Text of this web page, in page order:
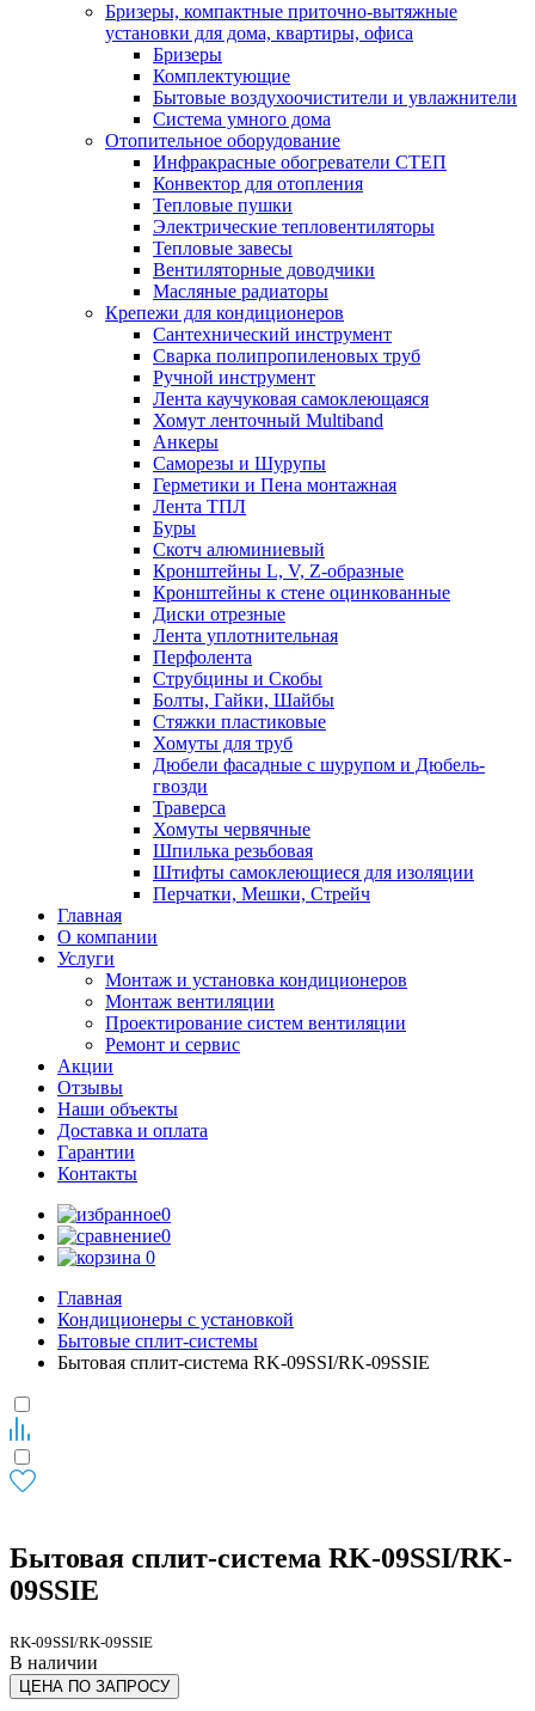
Бризеры, компактные приточно-вытяжные
установки для дома, квартиры, офиса
Бризеры
Комплектующие
Бытовые воздухоочистители и увлажнители
Система умного дома
Отопительное оборудование
Инфракрасные обогреватели СТЕП
Конвектор для отопления
Тепловые пушки
Электрические тепловентиляторы
Тепловые завесы
Вентиляторные доводчики
Масляные радиаторы
Крепежи для кондиционеров
Сантехнический инструмент
Сварка полипропиленовых труб
Ручной инструмент
Лента каучуковая самоклеющаяся
Хомут ленточный Multiband
Анкеры
Саморезы и Шурупы
Герметики и Пена монтажная
Лента ТПЛ
Буры
Скотч алюминиевый
Кронштейны L, V, Z-образные
Кронштейны к стене оцинкованные
Диски отрезные
Лента уплотнительная
Перфолента
Струбцины и Скобы
Болты, Гайки, Шайбы
Стяжки пластиковые
Хомуты для труб
Дюбели фасадные с шурупом и Дюбель-
гвозди
Траверса
Хомуты червячные
Шпилька резьбовая
Штифты самоклеющиеся для изоляции
Перчатки, Мешки, Стрейч
Главная
О компании
Услуги
Монтаж и установка кондиционеров
Монтаж вентиляции
Проектирование систем вентиляции
Ремонт и сервис
Акции
Отзывы
Наши объекты
Доставка и оплата
Гарантии
Контакты
0
0
0
Главная
Кондиционеры с установкой
Бытовые сплит-системы
Бытовая сплит-система RK-09SSI/RK-09SSIЕ
Бытовая сплит-система RK-09SSI/RK-
09SSIЕ
RK-09SSI/RK-09SSIЕ
В наличии
ЦЕНА ПО ЗАПРОСУ